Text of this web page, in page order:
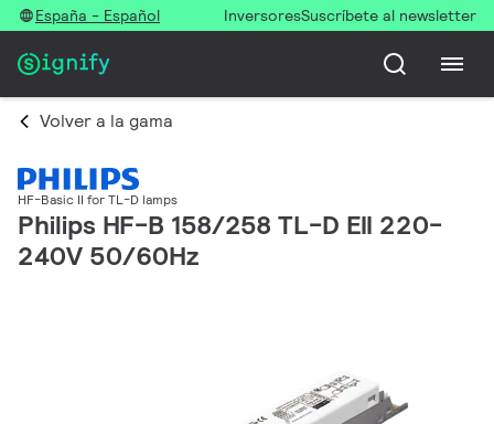
España - Español InversoresSuscríbete al newsletter
Volver a la gama
HF-Basic II for TL-D lamps
Philips HF-B 158/258 TL-D EII 220-
240V 50/60Hz